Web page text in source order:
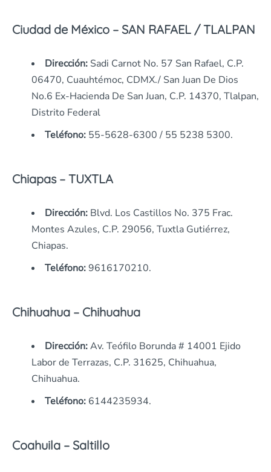
Ciudad de México – SAN RAFAEL / TLALPAN
Dirección: Sadi Carnot No. 57 San Rafael, C.P.
06470, Cuauhtémoc, CDMX./ San Juan De Dios
No.6 Ex-Hacienda De San Juan, C.P. 14370, Tlalpan,
Distrito Federal
Teléfono: 55-5628-6300 / 55 5238 5300.
Chiapas – TUXTLA
Dirección: Blvd. Los Castillos No. 375 Frac.
Montes Azules, C.P. 29056, Tuxtla Gutiérrez,
Chiapas.
Teléfono:9616170210.
Chihuahua – Chihuahua
Dirección:Av. Teófilo Borunda # 14001 Ejido
Labor de Terrazas, C.P. 31625, Chihuahua,
Chihuahua.
Teléfono: 6144235934.
Coahuila – Saltillo